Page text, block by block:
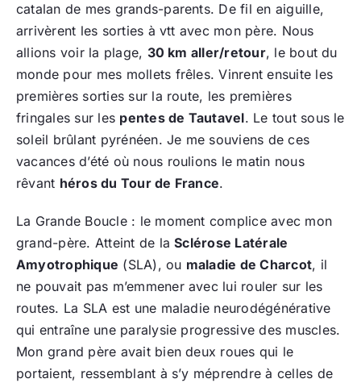
catalan de mes grands-parents. De fil en aiguille,
arrivèrent les sorties à vtt avec mon père. Nous
allions voir la plage, 30 km aller/retour, le bout du
monde pour mes mollets frêles. Vinrent ensuite les
premières sorties sur la route, les premières
fringales sur les pentes de Tautavel. Le tout sous le
soleil brûlant pyrénéen. Je me souviens de ces
vacances d’été où nous roulions le matin nous
rêvant héros du Tour de France.
La Grande Boucle : le moment complice avec mon
grand-père. Atteint de laSclérose Latérale
Amyotrophique (SLA), ou maladie de Charcot, il
ne pouvait pas m’emmener avec lui rouler sur les
routes. La SLA est une maladie neurodégénérative
qui entraîne une paralysie progressive des muscles.
Mon grand père avait bien deux roues qui le
portaient, ressemblant à s’y méprendre à celles de